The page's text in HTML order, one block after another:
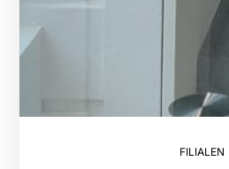
FILIALEN